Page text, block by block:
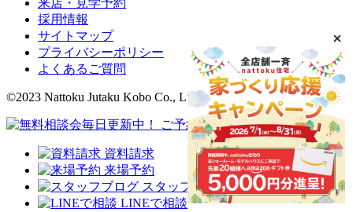
採用情報
サイトマップ
プライバシーポリシー
よくあるご質問
©2023 Nattoku Jutaku Kobo Co., Ltd.
資料請求
来場予約
スタッフブログ
LINEで相談